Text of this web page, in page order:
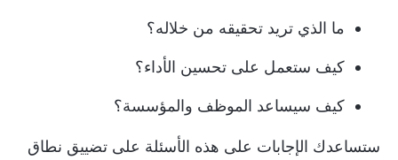
ما الذي تريد تحقيقه من خلاله؟
كيف ستعمل على تحسين الأداء؟
كيف سيساعد الموظف والمؤسسة؟
ستساعدك الإجابات على هذه الأسئلة على تضييق نطاق